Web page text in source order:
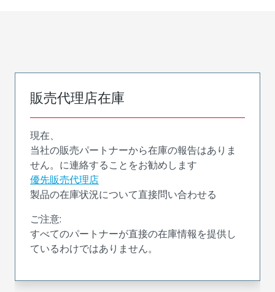
販売代理店在庫
現在、
当社の販売パートナーから在庫の報告はありま
せん。に連絡することをお勧めします
優先販売代理店
製品の在庫状況について直接問い合わせる
ご注意:
すべてのパートナーが直接の在庫情報を提供し
ているわけではありません。